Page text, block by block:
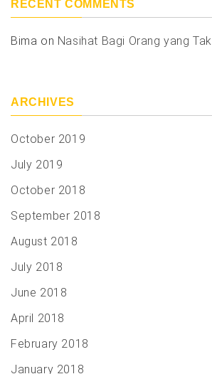
RECENT COMMENTS
Bima on Nasihat Bagi Orang yang
ARCHIVES
October 2019
July 2019
October 2018
September 2018
August 2018
July 2018
June 2018
April 2018
February 2018
January 2018